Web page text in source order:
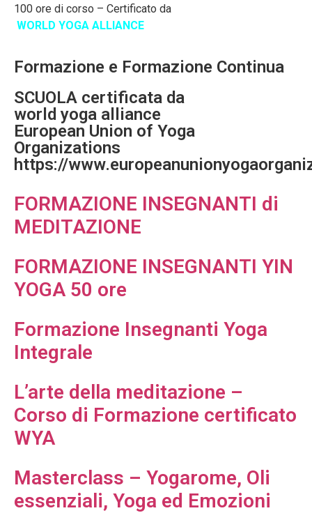
100 ore di corso – Certificato da
WORLD YOGA ALLIANCE
Formazione e Formazione Continua
SCUOLA certificata da
world yoga alliance
European Union of Yoga
Organizations
https://
FORMAZIONE INSEGNANTI di
MEDITAZIONE
FORMAZIONE INSEGNANTI YIN
YOGA 50 ore
Formazione Insegnanti Yoga
Integrale
L’arte della meditazione –
Corso di Formazione certificato
WYA
Masterclass – Yogarome, Oli
essenziali, Yoga ed Emozioni